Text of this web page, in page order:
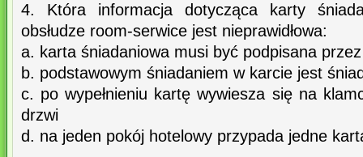
4. Która informacja dotycząca karty
obsłudze room-serwice jest nieprawidłowa:
a. karta śniadaniowa musi być podpisana
b. podstawowym śniadaniem w karcie jest
c. po wypełnieniu kartę wywiesza się na
drzwi
d. na jeden pokój hotelowy przypada jedne